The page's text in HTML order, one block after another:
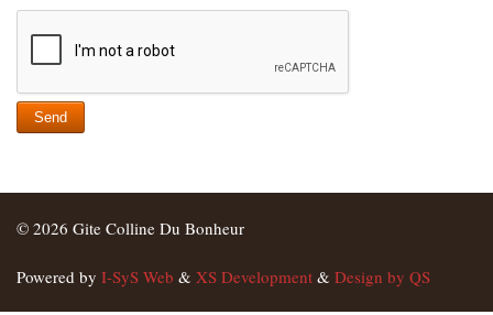
© 2026 Gite Colline Du Bonheur
Powered by I-SyS Web & XS Development & Design by QS